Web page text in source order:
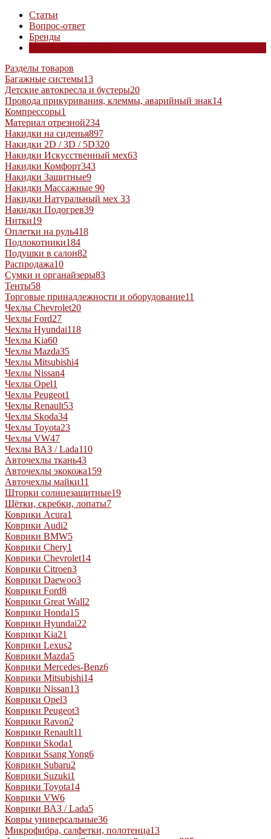
Статьи
Вопрос-ответ
Бренды
Разделы товаров
Багажные системы13
Детские автокресла и бустеры20
Провода прикуривания, клеммы, аварийный знак14
Компрессоры1
Материал отрезной234
Накидки на сиденья897
Накидки 2D / 3D / 5D320
Накидки Искусственный мех63
Накидки Комфорт343
Накидки Защитные9
Накидки Массажные 90
Накидки Натуральный мех 33
Накидки Подогрев39
Нитки19
Оплетки на руль418
Подлокотники184
Подушки в салон82
Распродажа10
Сумки и органайзеры83
Тенты58
Торговые принадлежности и оборудование11
Чехлы Chevrolet20
Чехлы Ford27
Чехлы Hyundai118
Чехлы Kia60
Чехлы Mazda35
Чехлы Mitsubishi4
Чехлы Nissan4
Чехлы Opel1
Чехлы Peugeot1
Чехлы Renault53
Чехлы Skoda34
Чехлы Toyota23
Чехлы VW47
Чехлы ВАЗ / Lada110
Авточехлы ткань43
Авточехлы экокожа159
Авточехлы майки11
Шторки солнцезащитные19
Щётки, скребки, лопаты7
Коврики Acura1
Коврики Audi2
Коврики BMW5
Коврики Chery1
Коврики Chevrolet14
Коврики Citroen3
Коврики Daewoo3
Коврики Ford8
Коврики Great Wall2
Коврики Honda15
Коврики Hyundai22
Коврики Kia21
Коврики Lexus2
Коврики Mazda5
Коврики Mercedes-Benz6
Коврики Mitsubishi14
Коврики Nissan13
Коврики Opel3
Коврики Peugeot3
Коврики Ravon2
Коврики Renault11
Коврики Skoda1
Коврики Ssang Yong6
Коврики Subaru2
Коврики Suzuki1
Коврики Toyota14
Коврики VW6
Коврики ВАЗ / Lada5
Ковры универсальные36
Микрофибра, салфетки, полотенца13